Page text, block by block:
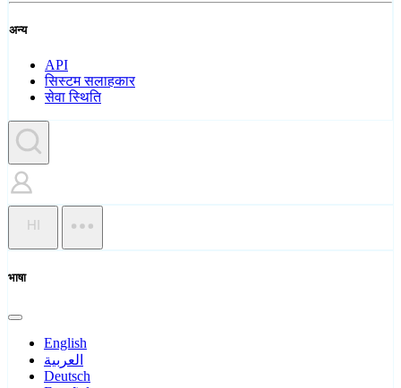
अन्य
API
सिस्टम सलाहकार
सेवा स्थिति
HI
भाषा
English
العربية
Deutsch